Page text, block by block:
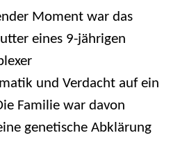
Moment war das
eines 9-jährigen
und Verdacht auf ein
Familie war davon
genetische Abklärung